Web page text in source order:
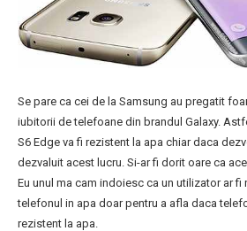
Se pare ca cei de la Samsung au pregatit
iubitorii de telefoane din brandul Galaxy.
S6 Edge va fi rezistent la apa chiar daca
dezvaluit acest lucru. Si-ar fi dorit oare ca
Eu unul ma cam indoiesc ca un utilizator ar fi
telefonul in apa doar pentru a afla daca
rezistent la apa.